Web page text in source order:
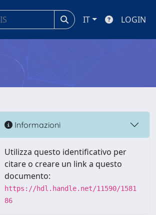
IT LOGIN
Informazioni
Utilizza questo identificativo per
citare o creare un link a questo
documento:
https://hdl.handle.net/11590/1581
86